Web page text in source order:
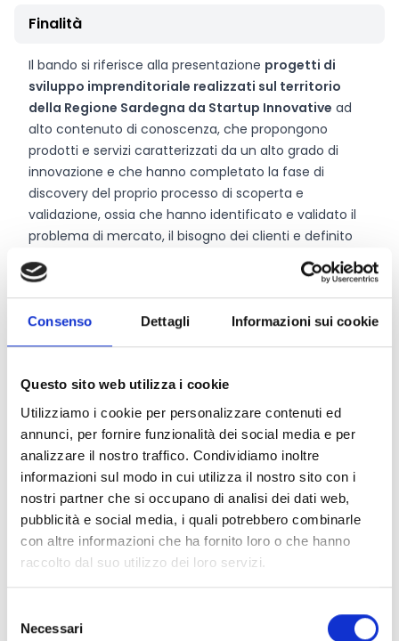
Consenso Dettagli Informazioni sui cookie
Questo sito web utilizza i cookie
Utilizziamo i cookie per personalizzare contenuti ed
annunci, per fornire funzionalità dei social media e per
analizzare il nostro traffico. Condividiamo inoltre
informazioni sul modo in cui utilizza il nostro sito con i
nostri partner che si occupano di analisi dei dati web,
pubblicità e social media, i quali potrebbero combinarle
con altre informazioni che ha fornito loro o che hanno
raccolto dal suo utilizzo dei loro servizi.
delNecessari
Finalità
Il bando si riferisce alla presentazione progetti di
sviluppo imprenditoriale realizzati sul territorio
della Regione Sardegna da Startup Innovative ad
alto contenuto di conoscenza, che propongono
prodotti e servizi caratterizzati da un alto grado di
innovazione e che hanno completato la fase di
discovery del proprio processo di scoperta e
validazione, ossia che hanno identificato e validato il
problema di mercato, il bisogno dei clienti e definito
un primo prototipo dimostrabile.
CONDIVIDI
Conosci Obiettivo Europa?
Prova gratis